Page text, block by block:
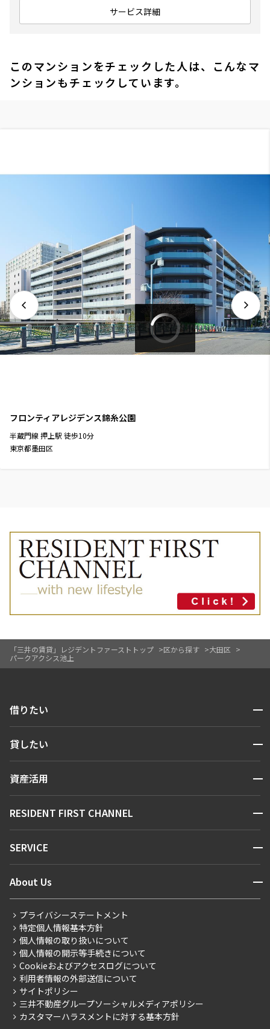
「三井の賃貸」レジデントファーストトップ 区から探す
大田区
パークアクシス池上
サービス詳細
このマンションをチェックした人は、こんなマ
ンションもチェックしています。
フロンティアレジデンス錦糸公園
半蔵門線 押上駅 徒歩10分
東京都墨田区
借りたい 開閉
人気エリアから探す
新着情報から探す
新着募集情報
こだわりから探す
こだわり一覧
プレミアムマンション
新築
当社限定（港区・渋谷区）
当社限定（港区・渋谷区以外）
三井不動産企画
貸したい 開閉
お問い合わせ
資産活用 開閉
お問い合わせ
RESIDENT FIRST CHANNEL 開閉
マンションレポート
住まいのコラム
SERVICE 開閉
会員ページ
ご入居・提携サービス
お部屋探しからご契約まで
よくあるご質問
社宅紹介
【仲介会社様向け】当社仲介事業部取り扱い物件入居申込
About Us 開閉
会社情報
事業案内
採用情報
ニュースリリース
お問い合わせ
プライバシーステートメント
特定個人情報基本方針
個人情報の取り扱いについて
個人情報の開示等手続きについて
Cookieおよびアクセスログについて
利用者情報の外部送信について
サイトポリシー
三井不動産グループソーシャルメディアポリシー
カスタマーハラスメントに対する基本方針